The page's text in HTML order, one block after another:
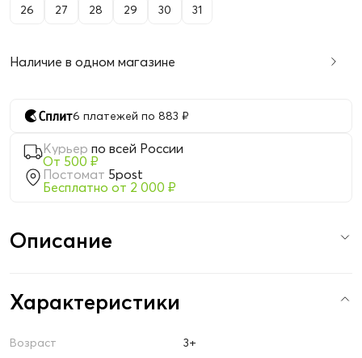
26 27 28 29 30 31
Наличие в одном магазине
6 платежей по 883 ₽
Курьер по всей России
От 500 ₽
Постомат 5post
Бесплатно от 2 000 ₽
Описание
Характеристики
Возраст
3+